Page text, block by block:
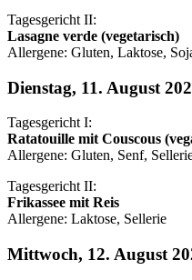
Tagesgericht II:
Lasagne verde (vegetarisch)
Allergene: Gluten, Laktose,
Dienstag, 11. August
Tagesgericht I:
Ratatouille mit Couscous
Allergene: Gluten, Senf,
Tagesgericht II:
Frikassee mit Reis
Allergene: Laktose, Sellerie
Mittwoch, 12. August